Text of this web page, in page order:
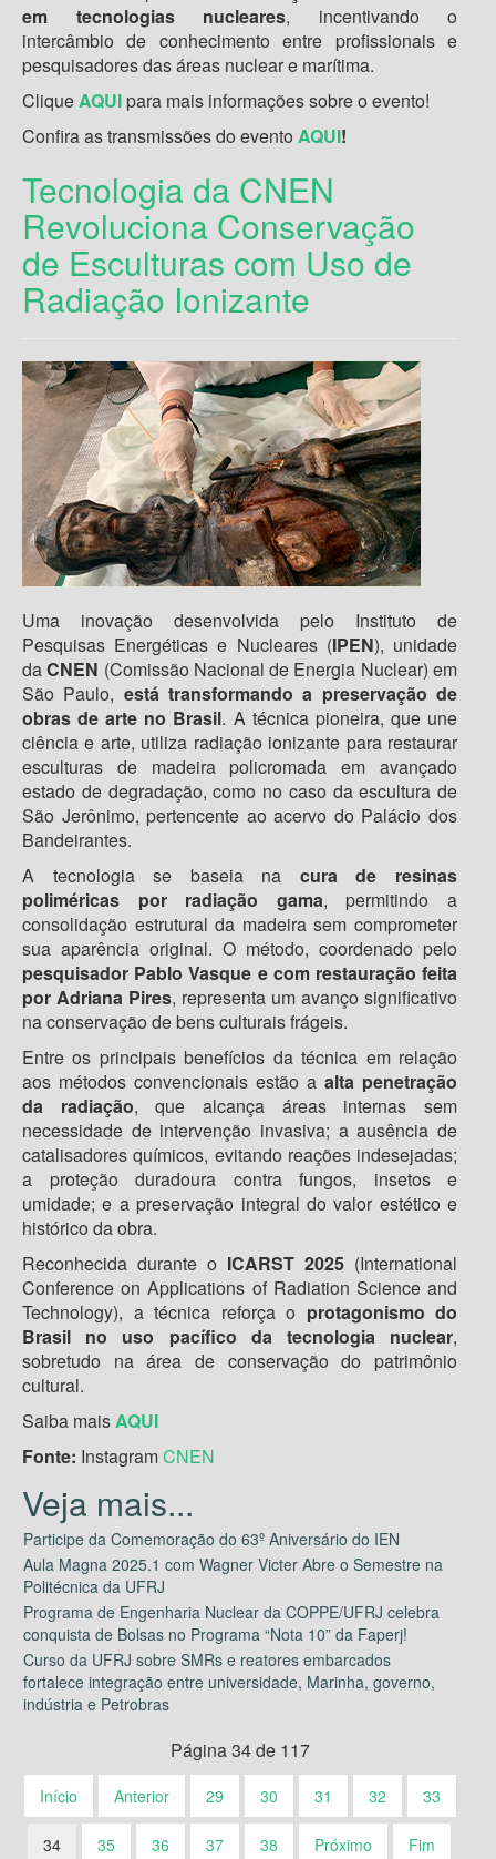
em tecnologias nucleares, incentivando o
intercâmbio de conhecimento entre profissionais e
pesquisadores das áreas nuclear e marítima.
CliqueAQUI para mais informações sobre o evento!
Confira as transmissões do evento AQUI!
Tecnologia da CNEN
Revoluciona Conservação
de Esculturas com Uso de
Radiação Ionizante
Uma inovação desenvolvida pelo Instituto de
Pesquisas Energéticas e Nucleares (IPEN), unidade
daCNEN (Comissão Nacional de Energia Nuclear) em
São Paulo, está transformando a preservação de
obras de arte no Brasil. A técnica pioneira, que une
ciência e arte, utiliza radiação ionizante para restaurar
esculturas de madeira policromada em avançado
estado de degradação, como no caso da escultura de
São Jerônimo, pertencente ao acervo do Palácio dos
Bandeirantes.
A tecnologia se baseia na cura de resinas
poliméricas por radiação gama, permitindo a
consolidação estrutural da madeira sem comprometer
sua aparência original. O método, coordenado pelo
pesquisador Pablo Vasque e com restauração feita
por Adriana Pires, representa um avanço significativo
na conservação de bens culturais frágeis.
Entre os principais benefícios da técnica em relação
aos métodos convencionais estão a alta penetração
da radiação, que alcança áreas internas sem
necessidade de intervenção invasiva; a ausência de
catalisadores químicos, evitando reações indesejadas;
a proteção duradoura contra fungos, insetos e
umidade; e a preservação integral do valor estético e
histórico da obra.
Reconhecida durante o ICARST 2025 (International
Conference on Applications of Radiation Science and
Technology), a técnica reforça o protagonismo do
Brasil no uso pacífico da tecnologia nuclear,
sobretudo na área de conservação do patrimônio
cultural.
Saiba maisAQUI
Fonte: InstagramCNEN
Participe da Comemoração do 63º Aniversário do IEN
Aula Magna 2025.1 com Wagner Victer Abre o Semestre na
Politécnica da UFRJ
Programa de Engenharia Nuclear da COPPE/UFRJ celebra
conquista de Bolsas no Programa “Nota 10” da Faperj!
Curso da UFRJ sobre SMRs e reatores embarcados
fortalece integração entre universidade, Marinha, governo,
indústria e Petrobras
Página 34 de 117
Início Anterior 29 30 31 32 33
34 35 36 37 38 Próximo Fim